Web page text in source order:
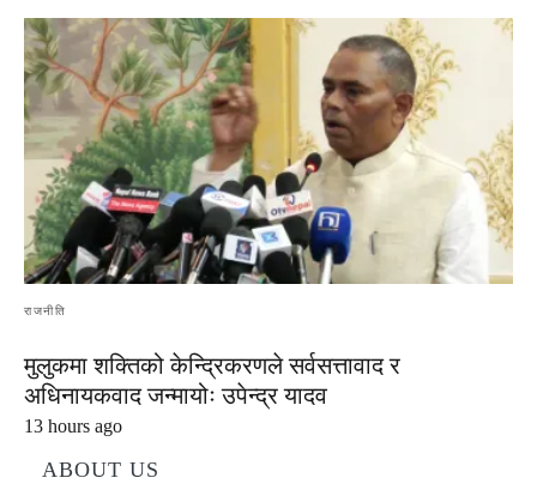
राजनीति
मुलुकमा शक्तिको केन्द्रिकरणले सर्वसत्तावाद र
अधिनायकवाद जन्मायोः उपेन्द्र यादव
13 hours ago
ABOUT US